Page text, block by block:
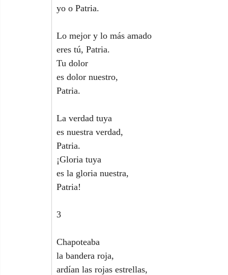
yo o Patria.
Lo mejor y lo más amado
eres tú, Patria.
Tu dolor
es dolor nuestro,
Patria.
La verdad tuya
es nuestra verdad,
Patria.
¡Gloria tuya
es la gloria nuestra,
Patria!
3
Chapoteaba
la bandera roja,
ardían las rojas estrellas,